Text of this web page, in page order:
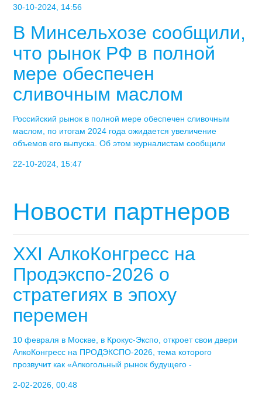
30-10-2024, 14:56
В Минсельхозе сообщили,
что рынок РФ в полной
мере обеспечен
сливочным маслом
Российский рынок в полной мере обеспечен сливочным
маслом, по итогам 2024 года ожидается увеличение
объемов его выпуска. Об этом журналистам сообщили
22-10-2024, 15:47
Новости партнеров
XXI АлкоКонгресс на
Продэкспо-2026 о
стратегиях в эпоху
перемен
10 февраля в Москве, в Крокус-Экспо, откроет свои двери
АлкоКонгресс на ПРОДЭКСПО-2026, тема которого
прозвучит как «Алкогольный рынок будущего -
2-02-2026, 00:48